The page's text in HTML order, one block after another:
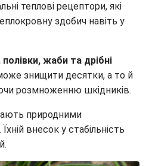
теплові рецептори, які
здобич навіть у
жаби та дрібні
знищити десятки, а то й
розмноженню шкідників.
природними
Їхній внесок у стабільність